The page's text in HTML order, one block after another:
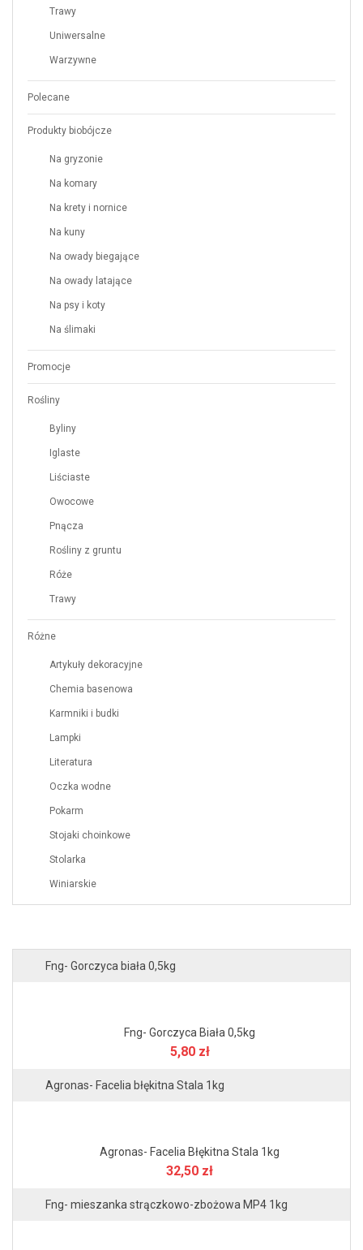
Trawy
Uniwersalne
Warzywne
Polecane
Produkty biobójcze
Na gryzonie
Na komary
Na krety i nornice
Na kuny
Na owady biegające
Na owady latające
Na psy i koty
Na ślimaki
Promocje
Rośliny
Byliny
Iglaste
Liściaste
Owocowe
Pnącza
Rośliny z gruntu
Róże
Trawy
Różne
Artykuły dekoracyjne
Chemia basenowa
Karmniki i budki
Lampki
Literatura
Oczka wodne
Pokarm
Stojaki choinkowe
Stolarka
Winiarskie
Fng- Gorczyca biała 0,5kg
Fng- Gorczyca Biała 0,5kg
5,80 zł
Agronas- Facelia błękitna Stala 1kg
Agronas- Facelia Błękitna Stala 1kg
32,50 zł
Fng- mieszanka strączkowo-zbożowa MP4 1kg